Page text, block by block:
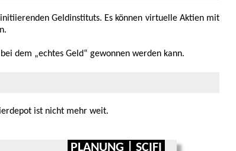
Geld­instituts. Es können virtuelle Aktien mit
dem „echtes Geld“ gewonnen werden kann.
ist nicht mehr weit.
PLANUNG | SCIFI